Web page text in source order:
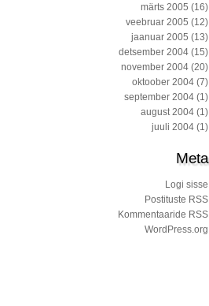
märts 2005 (16)
veebruar 2005 (12)
jaanuar 2005 (13)
detsember 2004 (15)
november 2004 (20)
oktoober 2004 (7)
september 2004 (1)
august 2004 (1)
juuli 2004 (1)
Meta
Logi sisse
Postituste RSS
Kommentaaride RSS
WordPress.org